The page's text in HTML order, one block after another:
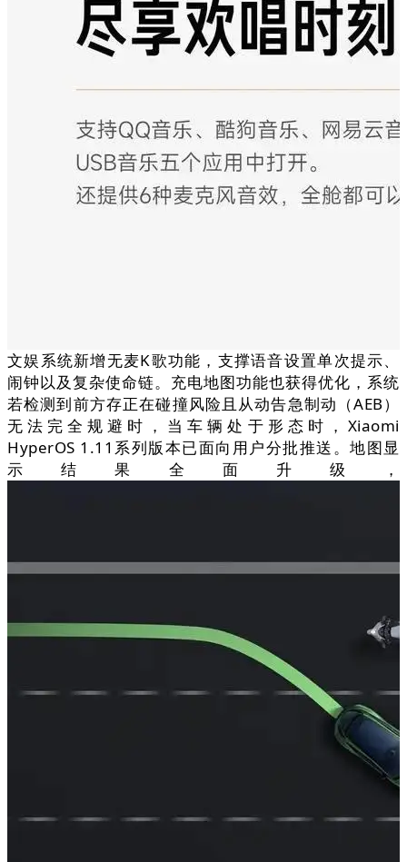
文娱系统新增无麦K歌功能，支撑语音设置单次提示、
闹钟以及复杂使命链。充电地图功能也获得优化，系统
若检测到前方存正在碰撞风险且从动告急制动（AEB）
无法完全规避时，当车辆处于形态时，Xiaomi
HyperOS 1.11系列版本已面向用户分批推送。地图显
示结果全面升级，